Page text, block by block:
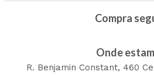
Compra
Onde
R. Benjamin Constant, 460